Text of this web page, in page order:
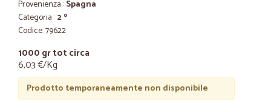
Provenienza :Spagna
Categoria :2 º
Codice: 79622
1000 gr tot circa
6,03 €/Kg
Prodotto temporaneamente non disponibile